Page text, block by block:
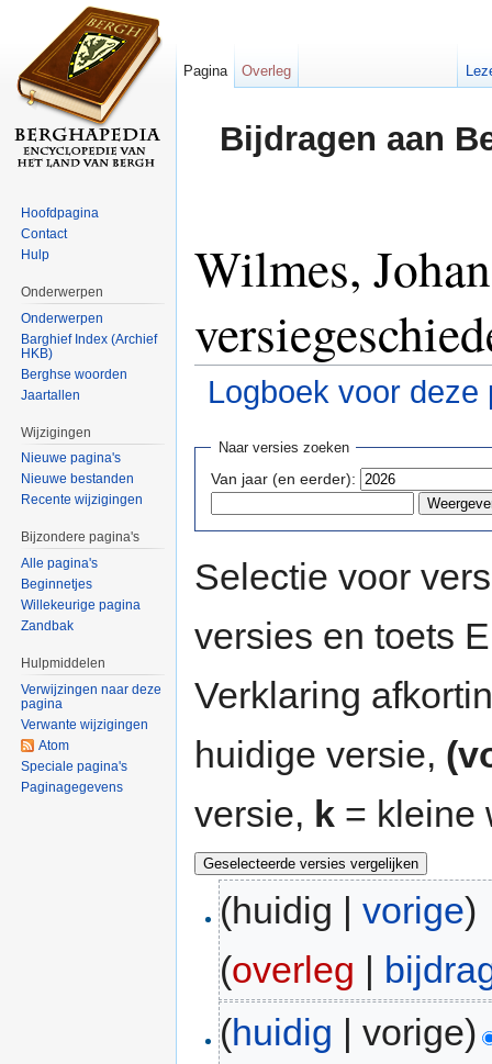
Bijdragen aan
Wilmes,
Logboek voor deze
Naar versies zoeken
Van jaar (en eerder):
Selectie voor
versies en toets
Verklaring
huidige versie,
versie, k = kleine
(huidig |vorige)
(overleg |
(huidig | vorige)
Pagina Overleg
Hoofdpagina
Contact
Hulp
Onderwerpen
Onderwerpen
Barghief Index (Archief
HKB)
Berghse woorden
Jaartallen
Wijzigingen
Nieuwe pagina's
Nieuwe bestanden
Recente wijzigingen
Bijzondere pagina's
Alle pagina's
Beginnetjes
Willekeurige pagina
Zandbak
Hulpmiddelen
Verwijzingen naar deze
pagina
Verwante wijzigingen
Atom
Speciale pagina's
Paginagegevens